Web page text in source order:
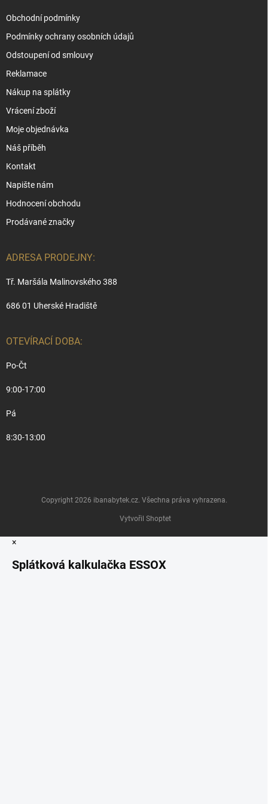
Obchodní podmínky
Podmínky ochrany osobních údajů
Odstoupení od smlouvy
Reklamace
Nákup na splátky
Vrácení zboží
Moje objednávka
Náš příběh
Kontakt
Napište nám
Hodnocení obchodu
Prodávané značky
ADRESA PRODEJNY:
Tř. Maršála Malinovského 388
686 01 Uherské Hradiště
OTEVÍRACÍ DOBA:
Po-Čt
9:00-17:00
Pá
8:30-13:00
Vytvořil Shoptet
Copyright 2026 ibanabytek.cz. Všechna práva vyhrazena.
×
Splátková kalkulačka ESSOX